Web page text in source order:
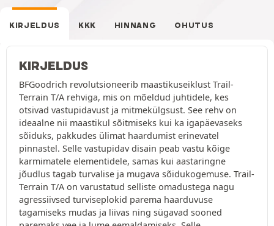
KIRJELDUS KKK HINNANG OHUTUS
KIRJELDUS
BFGoodrich revolutsioneerib maastikuseiklust Trail-
Terrain T/A rehviga, mis on mõeldud juhtidele, kes
otsivad vastupidavust ja mitmekülgsust. See rehv on
ideaalne nii maastikul sõitmiseks kui ka igapäevaseks
sõiduks, pakkudes ülimat haardumist erinevatel
pinnastel. Selle vastupidav disain peab vastu kõige
karmimatele elementidele, samas kui aastaringne
jõudlus tagab turvalise ja mugava sõidukogemuse. Trail-
Terrain T/A on varustatud selliste omadustega nagu
agressiivsed turviseplokid parema haarduvuse
tagamiseks mudas ja liivas ning sügavad sooned